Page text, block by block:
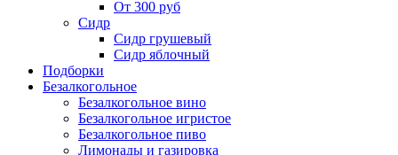
От 300 руб
Сидр
Сидр грушевый
Сидр яблочный
Подборки
Безалкогольное
Безалкогольное вино
Безалкогольное игристое
Безалкогольное пиво
Лимонады и газировка